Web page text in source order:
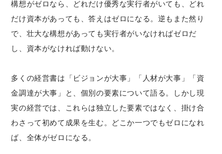
構想がゼロなら、どれだけ優秀な実行者がいても、どれ
だけ資本があっても、答えはゼロになる。逆もまた然り
で、壮大な構想があっても実行者がいなければゼロだ
し、資本がなければ動けない。
多くの経営書は「ビジョンが大事」「人材が大事」「資
金調達が大事」と、個別の要素について語る。しかし現
実の経営では、これらは独立した要素ではなく、掛け合
わさって初めて成果を生む。どこか一つでもゼロになれ
ば、全体がゼロになる。